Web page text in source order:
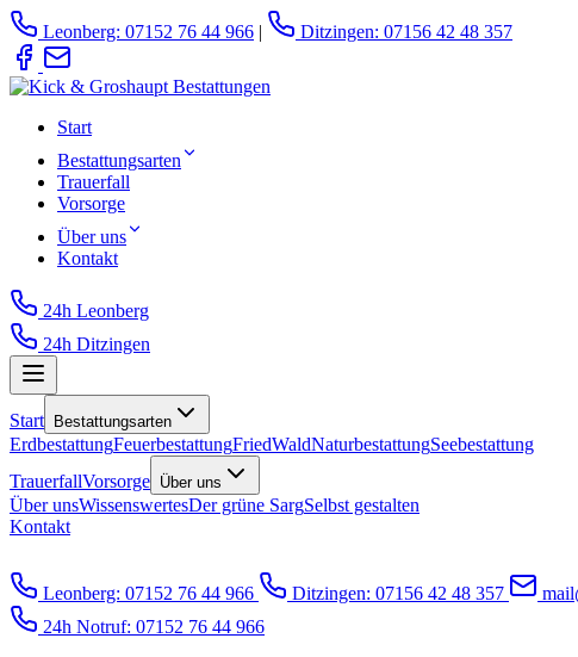
Leonberg: 07152 76 44 966 | Ditzingen: 07156 42 48 357
Start
Bestattungsarten
Trauerfall
Vorsorge
Über uns
Kontakt
24h Leonberg
24h Ditzingen
Start Bestattungsarten
ErdbestattungFeuerbestattungFriedWaldNaturbestattungSeebestattung
TrauerfallVorsorge Über uns
Über unsWissenswertesDer grüne SargSelbst gestalten
Kontakt
Leonberg: 07152 76 44 966
Ditzingen: 07156 42 48 357
24h Notruf: 07152 76 44 966